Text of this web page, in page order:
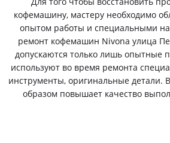
кофемашину, мастеру необходимо
опытом работы и специальными
ремонт кофемашин Nivona улица
допускаются только лишь опытные
используют во время ремонта
инструменты, оригинальные детали.
образом повышает качество